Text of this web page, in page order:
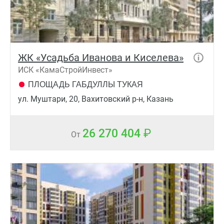
ЖК «Усадьба Иванова и Киселева»
ИСК «КамаСтройИнвест»
ПЛОЩАДЬ ГАБДУЛЛЫ ТУКАЯ
ул. Муштари, 20, Вахитовский р-н, Казань
От 26 270 404